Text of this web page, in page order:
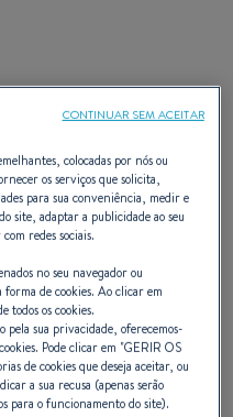
um estilo inigualável, os
de marinheiros
foram projetados para
e velejadores de
a alegria de velejar
a mais avançada
é um indicador para
dos campos de
para cruzeiros com a
de viajar pelos mares
colocadas por nós ou
os serviços que solicita,
para sua conveniência, medir e
site, adaptar a publicidade ao seu
redes sociais.
no seu navegador ou
de cookies. Ao clicar em
todos os cookies.
pela sua privacidade, oferecemos-
Pode clicar em "GERIR OS
de cookies que deseja aceitar, ou
a sua recusa (apenas serão
para o funcionamento do site).
CONTINUAR SEM ACEITAR